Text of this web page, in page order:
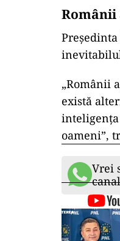
Românii
„Românii
există
oameni”,
Vrei